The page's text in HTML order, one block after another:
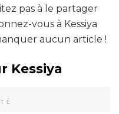
pas à le partager
vous à Kessiya
aucun article !
Kessiya